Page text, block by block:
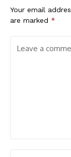
Your email
are marked *